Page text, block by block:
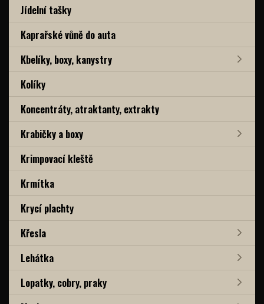
Jídelní tašky
Kaprařské vůně do auta
Kbelíky, boxy, kanystry
Kolíky
Koncentráty, atraktanty, extrakty
Krabičky a boxy
Krimpovací kleště
Krmítka
Krycí plachty
Křesla
Lehátka
Lopatky, cobry, praky